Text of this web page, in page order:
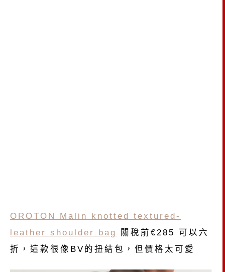
OROTON Malin knotted textured-
leather shoulder bag
關稅前€285 可以六
折，這款很像BV的扭結包，但價格太可愛